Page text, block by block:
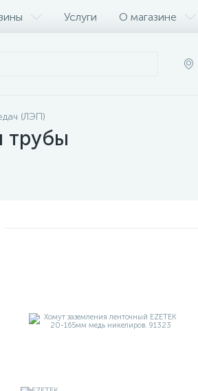
Услуги О магазине
(ЛЭП)
трубы